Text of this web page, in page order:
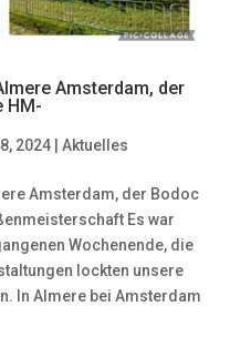
Amsterdam, der
HM-
2024| Aktuelles
Amsterdam, der Bodoc
Es war
Wochenende, die
lockten unsere
In Almere bei Amsterdam